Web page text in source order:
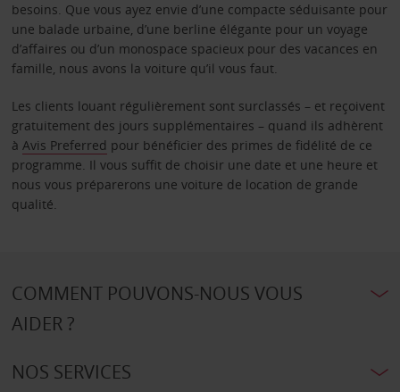
besoins. Que vous ayez envie d’une compacte séduisante pour
une balade urbaine, d’une berline élégante pour un voyage
d’affaires ou d’un monospace spacieux pour des vacances en
famille, nous avons la voiture qu’il vous faut.
Les clients louant régulièrement sont surclassés – et reçoivent
gratuitement des jours supplémentaires – quand ils adhèrent
à Avis Preferred pour bénéficier des primes de fidélité de ce
programme. Il vous suffit de choisir une date et une heure et
nous vous préparerons une voiture de location de grande
qualité.
COMMENT POUVONS-NOUS VOUS
AIDER ?
NOS SERVICES